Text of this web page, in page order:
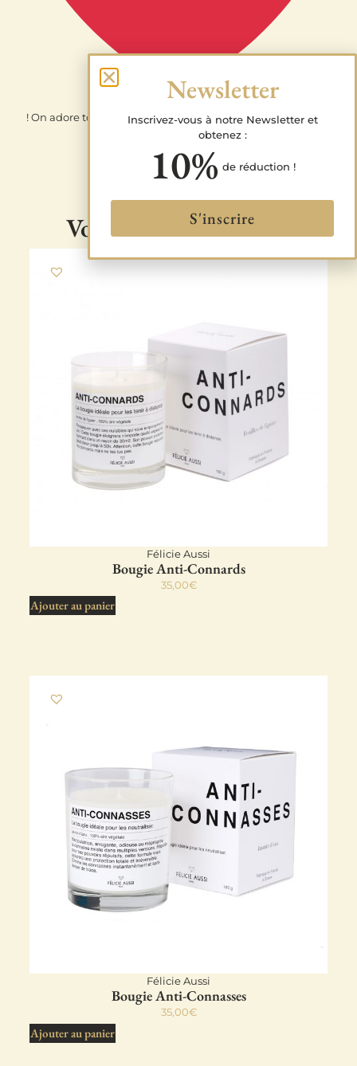
! On adore tout simplement et on rie dés qu’on déballe leur
commande à chaque réception !
Vous pourriez aimer...
Félicie Aussi
Bougie Anti-Connards
35,00€
Ajouter au panier
Félicie Aussi
Bougie Anti-Connasses
35,00€
Ajouter au panier
Newsletter
Inscrivez-vous à notre Newsletter et
obtenez :
10% de réduction !
S'inscrire